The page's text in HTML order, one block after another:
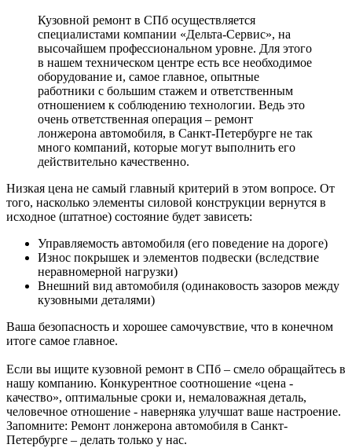
Кузовной ремонт в СПб осуществляется
специалистами компании «Дельта-Сервис», на
высочайшем профессиональном уровне. Для этого
в нашем техническом центре есть все необходимое
оборудование и, самое главное, опытные
работники с большим стажем и ответственным
отношением к соблюдению технологии. Ведь это
очень ответственная операция – ремонт
лонжерона автомобиля, в Санкт-Петербурге не так
много компаний, которые могут выполнить его
действительно качественно.
Низкая цена не самый главный критерий в этом вопросе. От
того, насколько элементы силовой конструкции вернутся в
исходное (штатное) состояние будет зависеть:
Управляемость автомобиля (его поведение на дороге)
Износ покрышек и элементов подвески (вследствие
неравномерной нагрузки)
Внешний вид автомобиля (одинаковость зазоров между
кузовными деталями)
Ваша безопасность и хорошее самочувствие, что в конечном
итоге самое главное.
Если вы ищите кузовной ремонт в СПб – смело обращайтесь в
нашу компанию. Конкурентное соотношение «цена -
качество», оптимальные сроки и, немаловажная деталь,
человечное отношение - наверняка улучшат ваше настроение.
Запомните: Ремонт лонжерона автомобиля в Санкт-
Петербурге – делать только у нас.